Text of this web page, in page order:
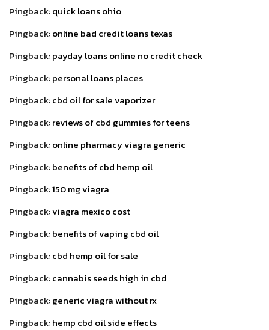
Pingback:quick loans ohio
Pingback:online bad credit loans texas
Pingback:payday loans online no credit check
Pingback:personal loans places
Pingback:cbd oil for sale vaporizer
Pingback:reviews of cbd gummies for teens
Pingback:online pharmacy viagra generic
Pingback:benefits of cbd hemp oil
Pingback:150 mg viagra
Pingback:viagra mexico cost
Pingback:benefits of vaping cbd oil
Pingback:cbd hemp oil for sale
Pingback:cannabis seeds high in cbd
Pingback:generic viagra without rx
Pingback:hemp cbd oil side effects